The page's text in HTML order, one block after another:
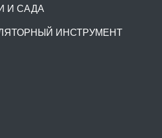
И САДА
ИНСТРУМЕНТ